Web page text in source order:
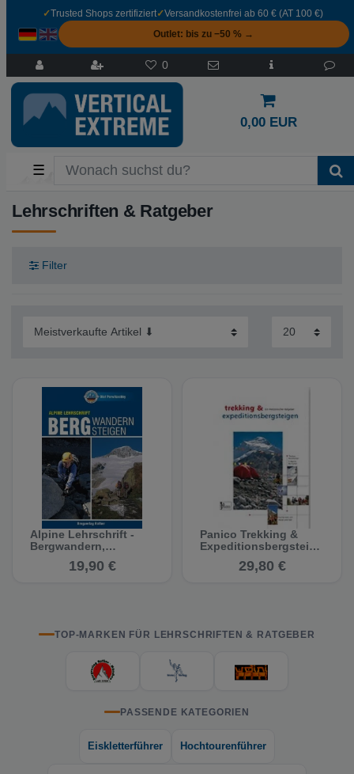
✓Trusted Shops zertifiziert✓Versandkostenfrei ab 60 € (AT 100 €)
Outlet: bis zu −50 % →
0
0,00 EUR
☰
Lehrschriften & Ratgeber
Filter
Alpine Lehrschrift -
Bergwandern,
19,90 €
Panico Trekking &
Expeditionsbergsteige
Ratgeber29,80 €
TOP-MARKEN FÜR LEHRSCHRIFTEN & RATGEBER
PASSENDE KATEGORIEN
Eiskletterführer Hochtourenführer